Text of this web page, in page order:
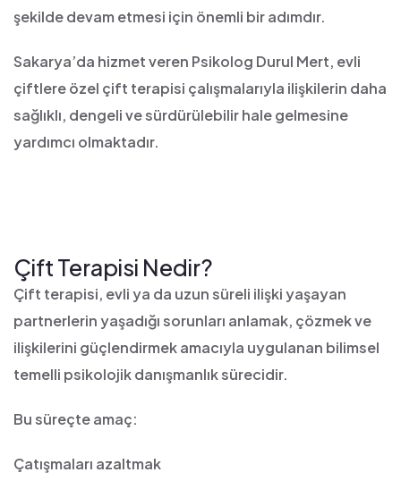
şekilde devam etmesi için önemli bir adımdır.
Sakarya’da hizmet veren Psikolog Durul Mert, evli
çiftlere özel çift terapisi çalışmalarıyla ilişkilerin daha
sağlıklı, dengeli ve sürdürülebilir hale gelmesine
yardımcı olmaktadır.
Çift Terapisi Nedir?
Çift terapisi, evli ya da uzun süreli ilişki yaşayan
partnerlerin yaşadığı sorunları anlamak, çözmek ve
ilişkilerini güçlendirmek amacıyla uygulanan bilimsel
temelli psikolojik danışmanlık sürecidir.
Bu süreçte amaç:
Çatışmaları azaltmak